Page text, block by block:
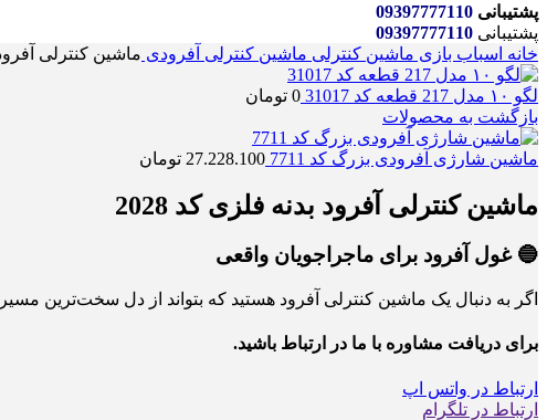
پشتیبانی 09397777110
پشتیبانی 09397777110
خانه اسباب بازی ماشین کنترلی ماشین کنترلی آفرودی ماشین کنترلی آفرود
لگو ۱۰ مدل 217 قطعه کد 31017 0 تومان
بازگشت به محصولات
ماشین شارژی آفرودی بزرگ کد 7711 27.228.100 تومان
ماشین کنترلی آفرود بدنه فلزی کد 2028
🔵 غول آفرود برای ماجراجویان واقعی
اگر به دنبال یک ماشین کنترلی آفرود هستید که بتواند از دل سخت‌ترین مسیرها عبور
برای دریافت مشاوره با ما در ارتباط باشید.
ارتباط در واتس اپ
ارتباط در تلگرام